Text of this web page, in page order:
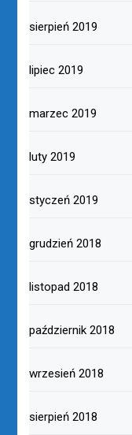
sierpień 2019
lipiec 2019
marzec 2019
luty 2019
styczeń 2019
grudzień 2018
listopad 2018
październik 2018
wrzesień 2018
sierpień 2018